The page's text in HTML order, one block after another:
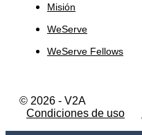
Misión
WeServe
WeServe Fellows
© 2026 - V2A
Condiciones de uso